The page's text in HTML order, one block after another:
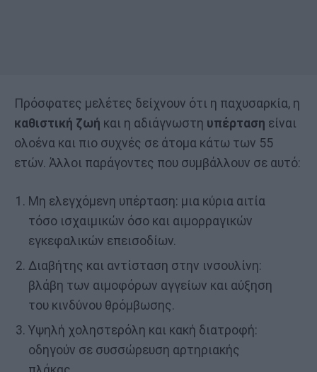
Πρόσφατες μελέτες δείχνουν ότι η παχυσαρκία, η
καθιστική ζωή και η αδιάγνωστη υπέρταση είναι
ολοένα και πιο συχνές σε άτομα κάτω των 55
ετών. Άλλοι παράγοντες που συμβάλλουν σε αυτό:
Μη ελεγχόμενη υπέρταση: μια κύρια αιτία
τόσο ισχαιμικών όσο και αιμορραγικών
εγκεφαλικών επεισοδίων.
Διαβήτης και αντίσταση στην ινσουλίνη:
βλάβη των αιμοφόρων αγγείων και αύξηση
του κινδύνου θρόμβωσης.
Υψηλή χοληστερόλη και κακή διατροφή:
οδηγούν σε συσσώρευση αρτηριακής